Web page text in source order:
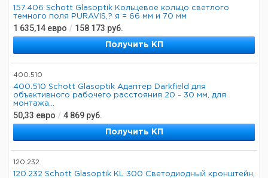
157.406 Schott Glasoptik Кольцевое кольцо светлого
темного поля PURAVIS,? я = 66 мм и 70 мм
1 635,14 евро / 158 173 руб.
Получить КП
400.510
400.510 Schott Glasoptik Адаптер Darkfield для
объективного рабочего расстояния 20 - 30 мм, для
монтажа...
50,33 евро / 4 869 руб.
Получить КП
120.232
120.232 Schott Glasoptik KL 300 Светодиодный кронштейн,